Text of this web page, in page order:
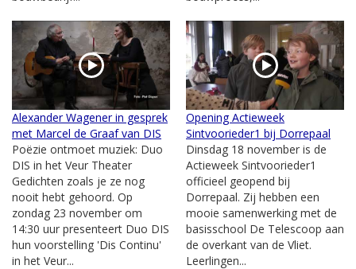
Alexander Wagener in gesprek
met Marcel de Graaf van DIS
Poëzie ontmoet muziek: Duo
DIS in het Veur Theater
Gedichten zoals je ze nog
nooit hebt gehoord. Op
zondag 23 november om
14:30 uur presenteert Duo DIS
hun voorstelling 'Dis Continu'
in het Veur...
Opening Actieweek
Sintvoorieder1 bij Dorrepaal
Dinsdag 18 november is de
Actieweek Sintvoorieder1
officieel geopend bij
Dorrepaal. Zij hebben een
mooie samenwerking met de
basisschool De Telescoop aan
de overkant van de Vliet.
Leerlingen...